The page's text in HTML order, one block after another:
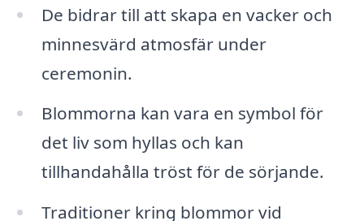
De bidrar till att skapa en vacker och
minnesvärd atmosfär under
ceremonin.
Blommorna kan vara en symbol för
det liv som hyllas och kan
tillhandahålla tröst för de sörjande.
Traditioner kring blommor vid